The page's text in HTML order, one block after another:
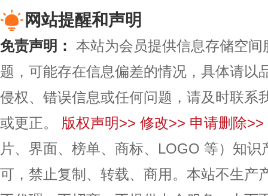
网站提醒和声明
免责声明： 本站为会员提供信息存储空
题，可能存在信息偏差的情况，具体请以
侵权、错误信息或任何问题，请及时联系
或更正。
版权声明>> 修改>> 申请删除>>
片、界面、榜单、商标、LOGO 等）知
可，禁止复制、转载、商用。本站不生产